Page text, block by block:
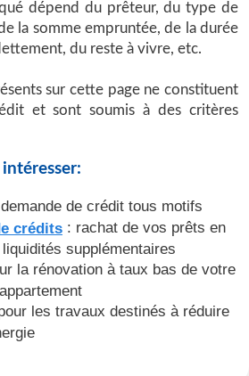
dépend du prêteur, du type de
la somme empruntée, de la durée
du reste à vivre, etc.
sur cette page ne constituent
et sont soumis à des critères
de crédit tous motifs
crédits : rachat de vos prêts en
supplémentaires
la rénovation à taux bas de votre
les travaux destinés à réduire